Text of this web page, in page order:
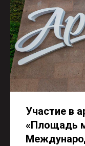
Участие в
«Площадь